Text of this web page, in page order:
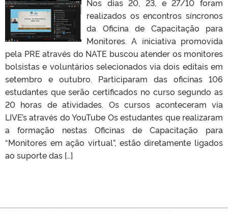
Nos dias 20, 23, e 27/10 foram
realizados os encontros síncronos
da Oficina de Capacitação para
Monitores. A iniciativa promovida
pela PRE através do NATE buscou atender os monitores
bolsistas e voluntários selecionados via dois editais em
setembro e outubro. Participaram das oficinas 106
estudantes que serão certificados no curso segundo as
20 horas de atividades. Os cursos aconteceram via
LIVE’s através do YouTube Os estudantes que realizaram
a formação nestas Oficinas de Capacitação para
“Monitores em ação virtual”, estão diretamente ligados
ao suporte das […]